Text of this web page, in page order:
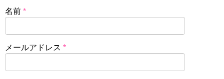
名前 *
メールアドレス *